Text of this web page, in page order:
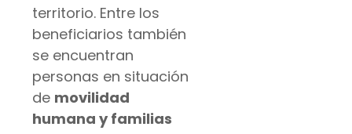
territorio. Entre los
beneficiarios también
se encuentran
personas en situación
de movilidad
humana y familias